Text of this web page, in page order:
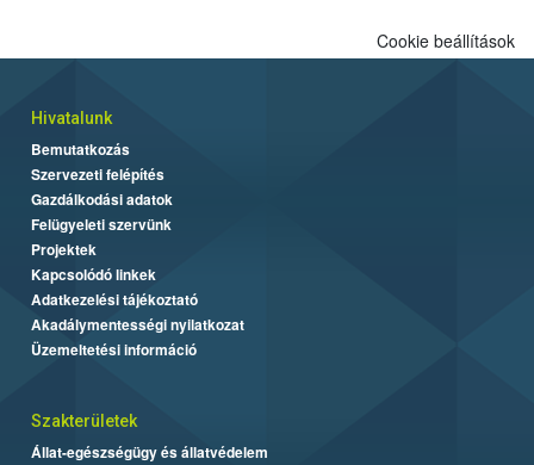
Cookie beállítások
Hivatalunk
Bemutatkozás
Szervezeti felépítés
Gazdálkodási adatok
Felügyeleti szervünk
Projektek
Kapcsolódó linkek
Adatkezelési tájékoztató
Akadálymentességi nyilatkozat
Üzemeltetési információ
Szakterületek
Állat-egészségügy és állatvédelem